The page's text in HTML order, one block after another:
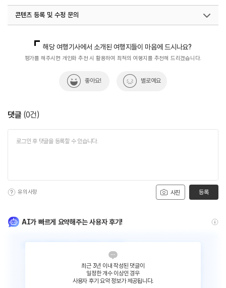
콘텐츠 등록 및 수정 문의
해당 여행기사에서 소개된 여행지들이 마음에 드시나요?
평가를 해주시면 개인화 추천 시 활용하여 최적의 여행지를 추천해 드리겠습니다.
좋아요! 별로예요
댓글 (0건)
사진
유의사항 등록
AI가 빠르게 요약해주는 사용자 후기!
최근 3년 이내 작성된 댓글이
일정한 개수 이상인 경우
사용자 후기 요약 정보가 제공됩니다.